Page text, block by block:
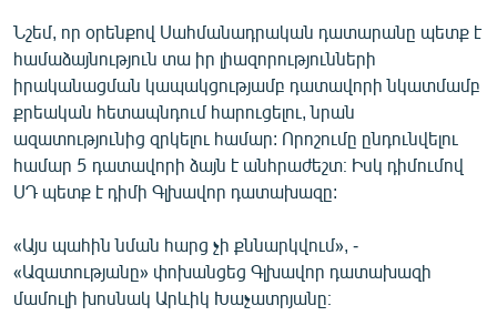
Նշեմ, որ օրենքով Սահմանադրական դատարանը պետք է
համաձայնություն տա իր լիազորությունների
իրականացման կապակցությամբ դատավորի նկատմամբ
քրեական հետապնդում հարուցելու, նրան
ազատությունից զրկելու համար: Որոշումը ընդունվելու
համար 5 դատավորի ձայն է անհրաժեշտ։ Իսկ դիմումով
ՍԴ պետք է դիմի Գլխավոր դատախազը:
«Այս պահին նման հարց չի քննարկվում», -
«Ազատությանը» փոխանցեց Գլխավոր դատախազի
մամուլի խոսնակ Արևիկ Խաչատրյանը։